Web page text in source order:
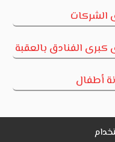
الشركات
الفنادق بالعقبة
أطفال